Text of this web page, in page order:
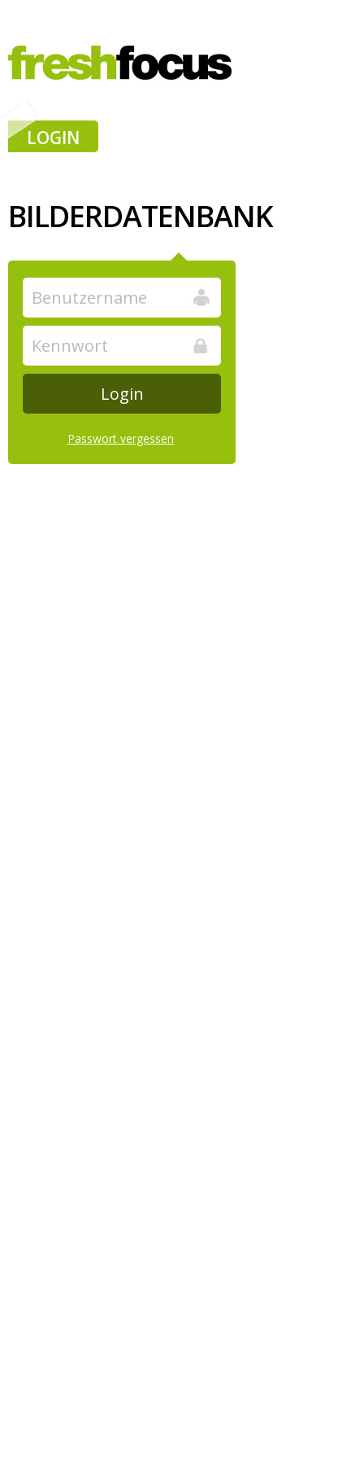
LOGIN
BILDERDATENBANK
Passwort vergessen